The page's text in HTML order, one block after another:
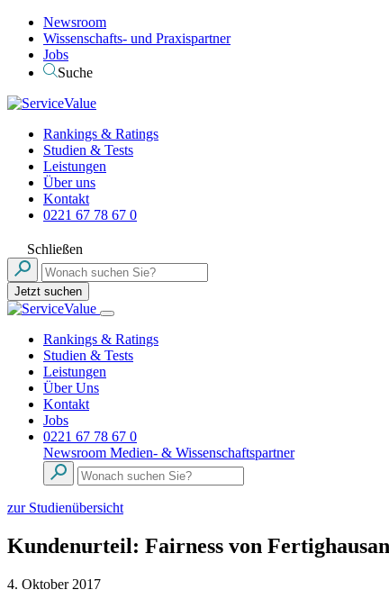
Newsroom
Wissenschafts- und Praxispartner
Jobs
Suche
Rankings & Ratings
Studien & Tests
Leistungen
Über uns
Kontakt
0221 67 78 67 0
Schließen
Jetzt suchen
Rankings & Ratings
Studien & Tests
Leistungen
Über Uns
Kontakt
Jobs
0221 67 78 67 0
Newsroom Medien- & Wissenschaftspartner
zur Studienübersicht
Kundenurteil: Fairness von
4. Oktober 2017